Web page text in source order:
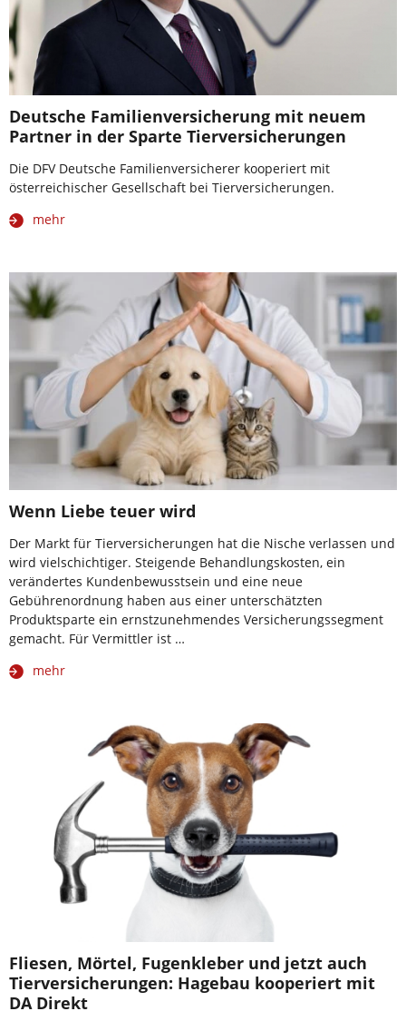
Deutsche Familienversicherung mit neuem
Partner in der Sparte Tierversicherungen
Die DFV Deutsche Familienversicherer kooperiert mit
österreichischer Gesellschaft bei Tierversicherungen.
mehr
Wenn Liebe teuer wird
Der Markt für Tierversicherungen hat die Nische verlassen und
wird vielschichtiger. Steigende Behandlungskosten, ein
verändertes Kundenbewusstsein und eine neue
Gebührenordnung haben aus einer unterschätzten
Produktsparte ein ernstzunehmendes Versicherungssegment
gemacht. Für Vermittler ist …
mehr
Fliesen, Mörtel, Fugenkleber und jetzt auch
Tierversicherungen: Hagebau kooperiert mit
DA Direkt